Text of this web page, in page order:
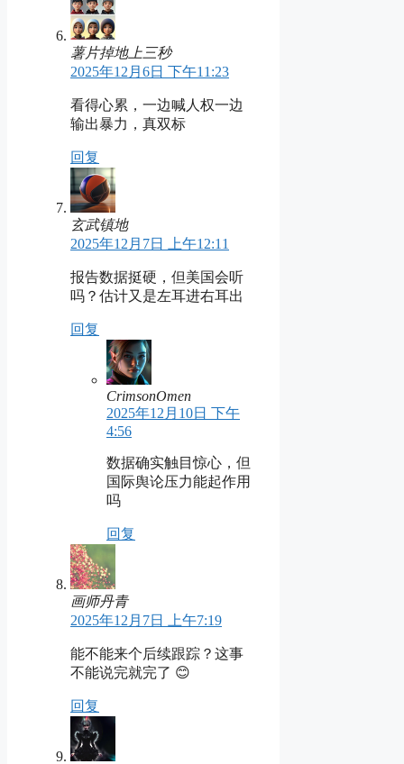
薯片掉地上三秒
2025年12月6日 下午11:23
看得心累，一边喊人权一边
输出暴力，真双标
回复
玄武镇地
2025年12月7日 上午12:11
报告数据挺硬，但美国会听
吗？估计又是左耳进右耳出
回复
CrimsonOmen
2025年12月10日 下午
4:56
数据确实触目惊心，但
国际舆论压力能起作用
吗
回复
画师丹青
2025年12月7日 上午7:19
能不能来个后续跟踪？这事
不能说完就完了 😊
回复